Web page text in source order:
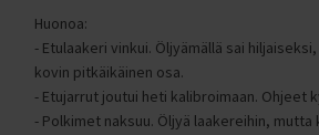
Huonoa:
- Etulaakeri vinkui. Öljyämällä sai
kovin pitkäikäinen osa.
- Etujarrut joutui heti kalibroimaan. Ohjeet
- Polkimet naksuu. Öljyä laakereihin, mutta